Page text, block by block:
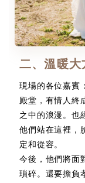
二、溫暖大
現場的各位嘉賓
殿堂，有情人終
之中的浪漫。也
他們站在這裡，
定和從容。
今後，他們將面
瑣碎。還要擔負